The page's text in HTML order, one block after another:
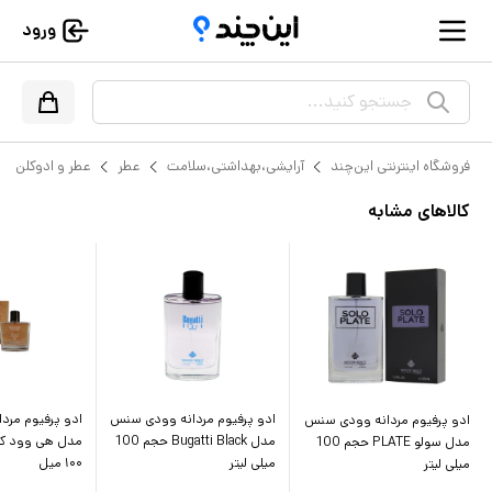
ورود
جستجو کنید...
فروشگاه اینترنتی این‌چند آرایشی،بهداشتی،سلامت عطر عطر و ادوکلن
کالاهای مشابه
ادو پرفیوم مردانه وودی سنس
مدل سولو PLATE حجم 100
میلی لیتر
ادو پرفیوم مردانه وودی سنس
مدل Bugatti Black حجم 100
میلی لیتر
ادو پرفیوم
۱۰۰ میل